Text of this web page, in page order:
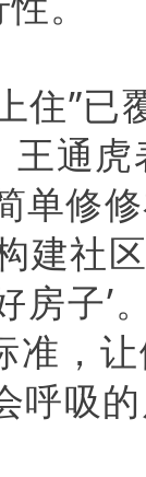
住”
通
单修
建社
房子’
准，
呼吸